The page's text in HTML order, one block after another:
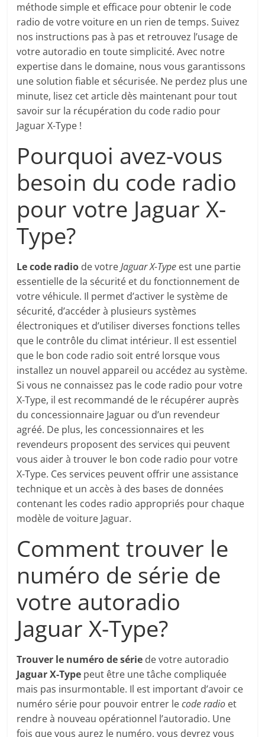
méthode simple et efficace pour obtenir le code
radio de votre voiture en un rien de temps. Suivez
nos instructions pas à pas et retrouvez l’usage de
votre autoradio en toute simplicité. Avec notre
expertise dans le domaine, nous vous garantissons
une solution fiable et sécurisée. Ne perdez plus une
minute, lisez cet article dès maintenant pour tout
savoir sur la récupération du code radio pour
Jaguar X-Type !
Pourquoi avez-vous
besoin du code radio
pour votre Jaguar X-
Type?
Le code radio de votreJaguar X-Type est une partie
essentielle de la sécurité et du fonctionnement de
votre véhicule. Il permet d’activer le système de
sécurité, d’accéder à plusieurs systèmes
électroniques et d’utiliser diverses fonctions telles
que le contrôle du climat intérieur. Il est essentiel
que le bon code radio soit entré lorsque vous
installez un nouvel appareil ou accédez au système.
Si vous ne connaissez pas le code radio pour votre
X-Type, il est recommandé de le récupérer auprès
du concessionnaire Jaguar ou d’un revendeur
agréé. De plus, les concessionnaires et les
revendeurs proposent des services qui peuvent
vous aider à trouver le bon code radio pour votre
X-Type. Ces services peuvent offrir une assistance
technique et un accès à des bases de données
contenant les codes radio appropriés pour chaque
modèle de voiture Jaguar.
Comment trouver le
numéro de série de
votre autoradio
Jaguar X-Type?
Trouver le numéro de série de votre autoradio
Jaguar X-Type peut être une tâche compliquée
mais pas insurmontable. Il est important d’avoir ce
numéro série pour pouvoir entrer lecode radio et
rendre à nouveau opérationnel l’autoradio. Une
fois que vous aurez le numéro, vous devrez vous